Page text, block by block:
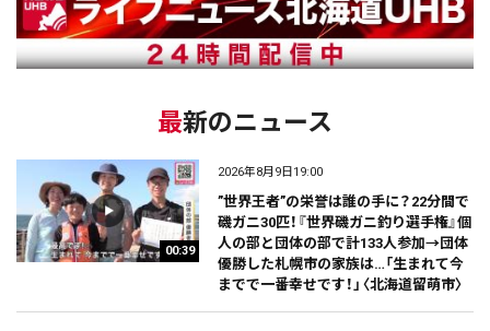
最新のニュース
00:39
2026年8月9日19:00
”世界王者”の栄誉は誰の手に？22分間で
磯ガニ30匹！『世界磯ガニ釣り選手権』個
人の部と団体の部で計133人参加→団体
優勝した札幌市の家族は…「生まれて今
までで一番幸せです！」〈北海道留萌市〉